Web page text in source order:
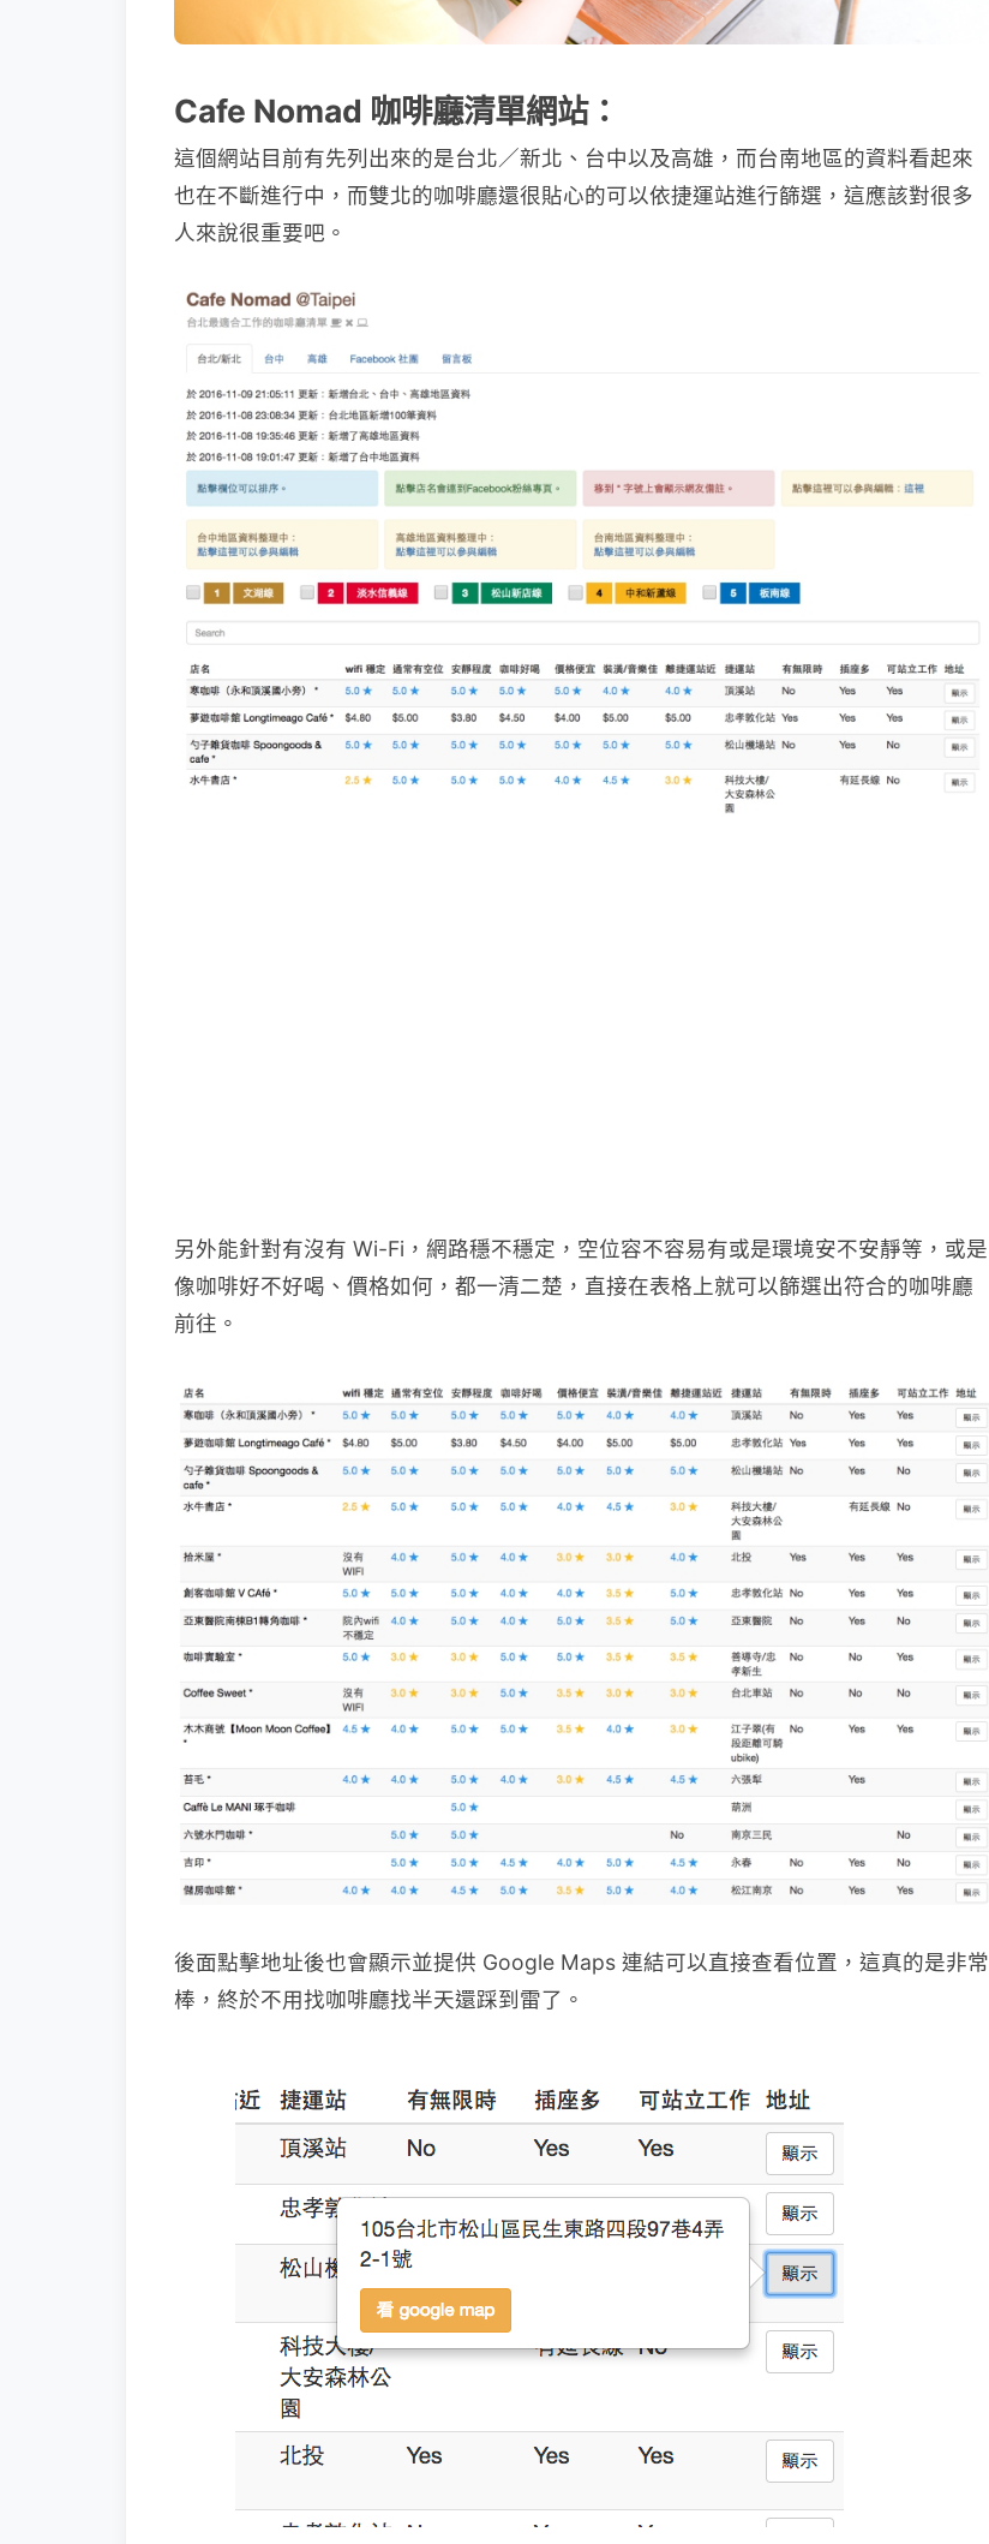
Cafe Nomad 咖啡廳清單網站：
這個網站目前有先列出來的是台北／新北、台中以及高雄，而台南地區的資料看起來
也在不斷進行中，而雙北的咖啡廳還很貼心的可以依捷運站進行篩選，這應該對很多
人來說很重要吧。
另外能針對有沒有 Wi-Fi，網路穩不穩定，空位容不容易有或是環境安不安靜等，或是
像咖啡好不好喝、價格如何，都一清二楚，直接在表格上就可以篩選出符合的咖啡廳
前往。
後面點擊地址後也會顯示並提供 Google Maps 連結可以直接查看位置，這真的是非常
棒，終於不用找咖啡廳找半天還踩到雷了。